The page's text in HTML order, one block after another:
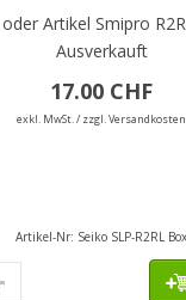
Artikel Smipro
Ausverkauft
17.00 CHF
exkl. MwSt. / zzgl. Versandkosten
Artikel-Nr: Seiko SLP-R2RL Box